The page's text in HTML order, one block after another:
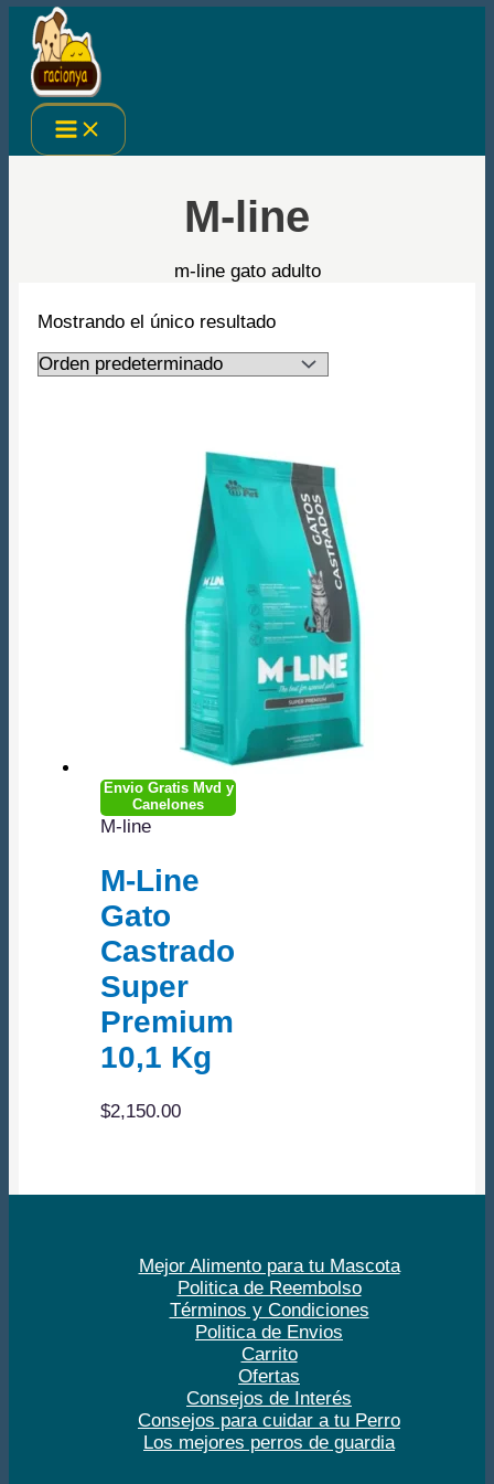
contenido
M-line
m-line gato adulto
Mostrando el único resultado
Envio Gratis Mvd y
Canelones
M-line
M-Line
Gato
Castrado
Super
Premium
10,1 Kg
$2,150.00
Mejor Alimento para tu Mascota
Politica de Reembolso
Términos y Condiciones
Politica de Envios
Carrito
Ofertas
Consejos de Interés
Consejos para cuidar a tu Perro
Los mejores perros de guardia